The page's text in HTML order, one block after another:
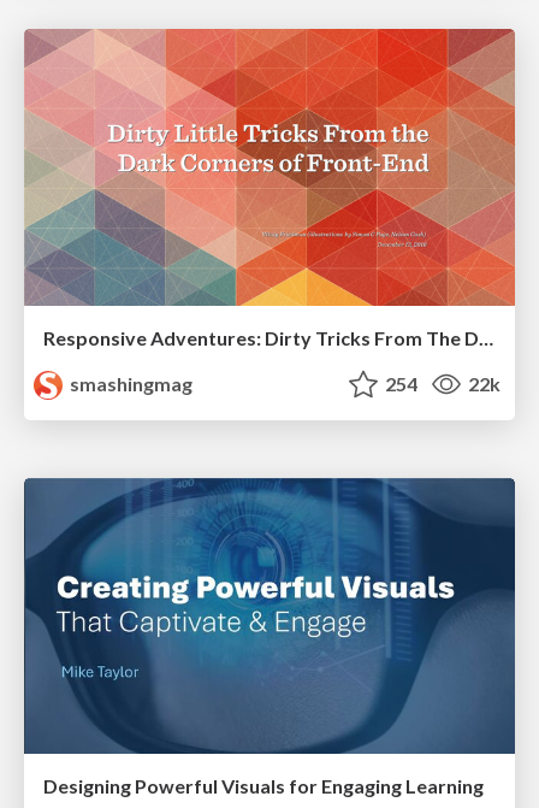
smashingmag
254 22k
Designing Powerful Visuals for Engaging Learning